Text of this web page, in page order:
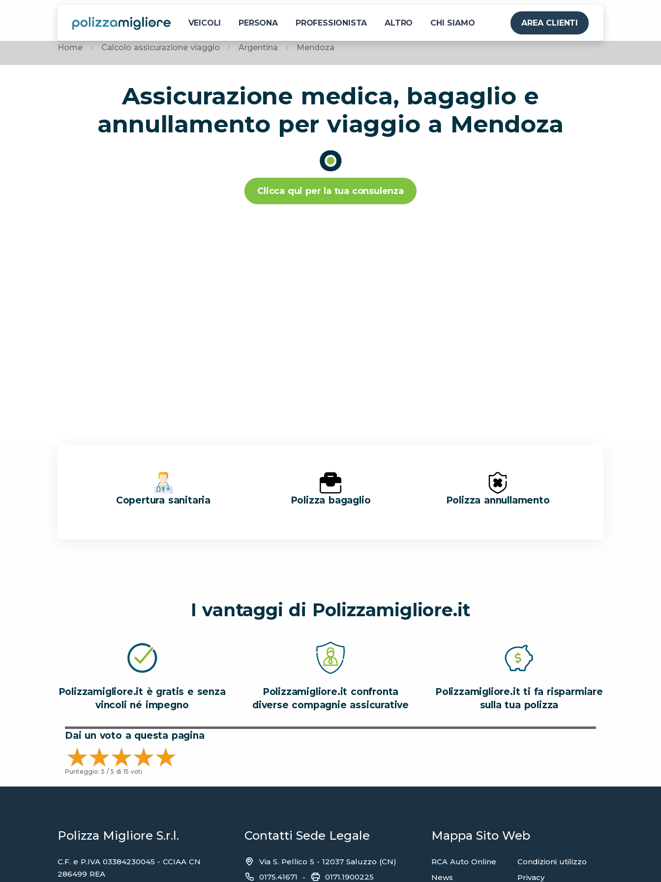
VEICOLI PERSONA PROFESSIONISTA ALTRO CHI SIAMO AREA CLIENTI
Home Calcolo assicurazione viaggio Argentina Mendoza
Assicurazione medica, bagaglio e
annullamento per viaggio a Mendoza
Clicca qui per la tua consulenza
Copertura sanitaria Polizza bagaglio Polizza annullamento
I vantaggi di Polizzamigliore.it
Polizzamigliore.it è gratis e senza
vincoli né impegno
Polizzamigliore.it confronta
diverse compagnie assicurative
Polizzamigliore.it ti fa risparmiare
sulla tua polizza
Dai un voto a questa pagina
Punteggio: 5 / 5 di 15 voti
Polizza Migliore S.r.l.
C.F. e P.IVA 03384230045 - CCIAA CN
286499 REA
Contatti Sede Legale
Via S. Pellico 5 - 12037 Saluzzo (CN)
0175.41671 - 0171.1900225
Mappa Sito Web
RCA Auto Online
News
Condizioni utilizzo
Privacy